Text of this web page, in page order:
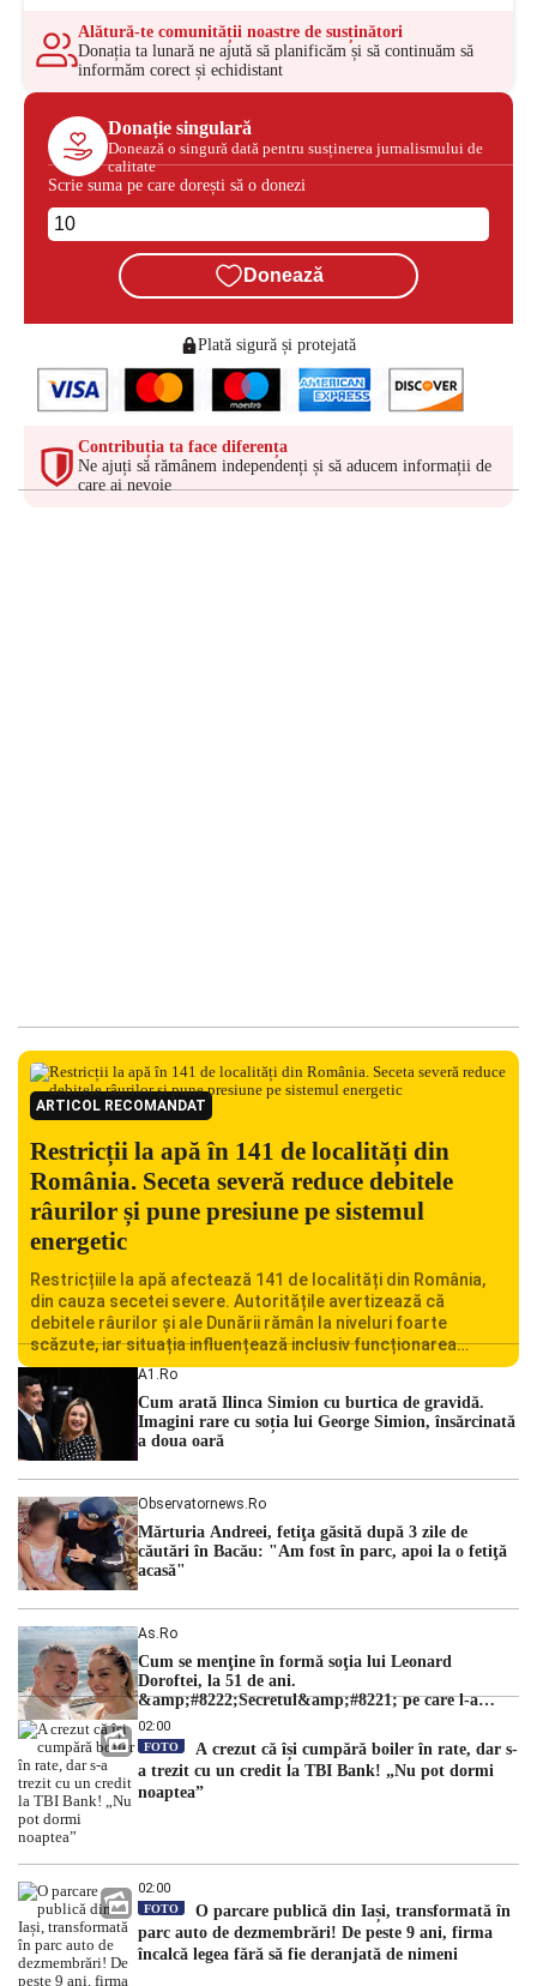
Alătură-te comunității noastre de susținători
Donația ta lunară ne ajută să planificăm și să continuăm să
informăm corect și echidistant
Donație singulară
Donează o singură dată pentru susținerea jurnalismului de
calitate
Scrie suma pe care dorești să o donezi
Donează
Plată sigură și protejată
Contribuția ta face diferența
Ne ajuți să rămânem independenți și să aducem informații de
care ai nevoie
ARTICOL RECOMANDAT
Restricții la apă în 141 de localități din
România. Seceta severă reduce debitele
râurilor și pune presiune pe sistemul
energetic
Restricțiile la apă afectează 141 de localități din România,
din cauza secetei severe. Autoritățile avertizează că
debitele râurilor și ale Dunării rămân la niveluri foarte
scăzute, iar situația influențează inclusiv funcționarea
Centralei Nucleare de la Cernavodă. România se confruntă
cu una dintre cele mai dificile perioade din punct de vedere
hidrologic din ultimii ani. Lipsa […]
A1.ro
Cum arată Ilinca Simion cu burtica de gravidă.
Imagini rare cu soția lui George Simion, însărcinată
a doua oară
Observatornews.ro
Mărturia Andreei, fetiţa găsită după 3 zile de
căutări în Bacău: "Am fost în parc, apoi la o fetiţă
acasă"
As.ro
Cum se menţine în formă soţia lui Leonard
Doroftei, la 51 de ani.
&amp;#8222;Secretul&amp;#8221; pe care l-a
dezvăluit
02:00
FOTO
A crezut că își cumpără boiler în rate, dar s-
a trezit cu un credit la TBI Bank! „Nu pot dormi
noaptea”
02:00
FOTO
O parcare publică din Iași, transformată în
parc auto de dezmembrări! De peste 9 ani, firma
încalcă legea fără să fie deranjată de nimeni